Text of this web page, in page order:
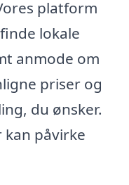
platform
lokale
anmode om
priser og
du ønsker.
kan påvirke